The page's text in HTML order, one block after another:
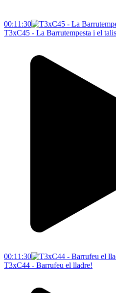
00:11:30
T3xC45 - La Barrutempesta i el
00:11:30
T3xC44 - Barrufeu el lladre!